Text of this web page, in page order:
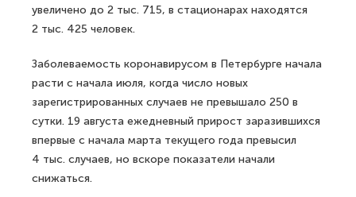
увеличено до 2 тыс. 715, в стационарах находятся
2 тыс. 425 человек.
Заболеваемость коронавирусом в Петербурге начала
расти с начала июля, когда число новых
зарегистрированных случаев не превышало 250 в
сутки. 19 августа ежедневный прирост заразившихся
впервые с начала марта текущего года превысил
4 тыс. случаев, но вскоре показатели начали
снижаться.